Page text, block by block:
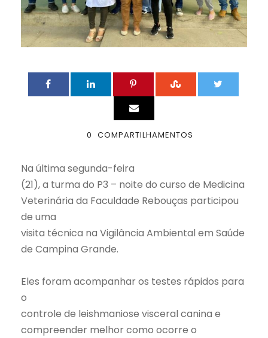
0 COMPARTILHAMENTOS
Na última segunda-feira
(21), a turma do P3 – noite do curso de Medicina
Veterinária da Faculdade Rebouças participou
de uma
visita técnica na Vigilância Ambiental em Saúde
de Campina Grande.
Eles foram acompanhar os testes rápidos para
o
controle de leishmaniose visceral canina e
compreender melhor como ocorre o